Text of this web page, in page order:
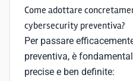
Come adottare
cybersecurity preventiva?
Per passare
preventiva, è
precise e ben definite: